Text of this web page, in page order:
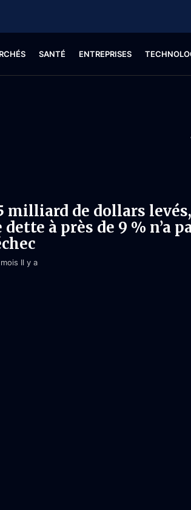
SANTÉ ENTREPRISES
milliard de dollars levés,
à près de 9 % n’a
Il y a